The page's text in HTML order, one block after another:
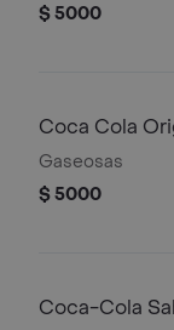
$ 5000
Coca Cola
Gaseosas
$ 5000
Coca-Cola